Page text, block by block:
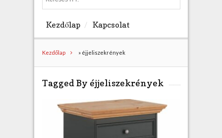
e
h
Kezdőlap Kapcsolat
Kezdőlap » éjjeliszekrények
Tagged By éjjeliszekrények